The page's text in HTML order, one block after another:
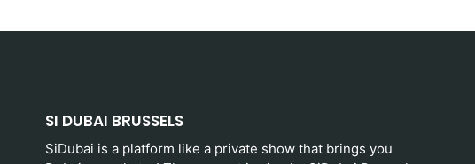
SI DUBAI BRUSSELS
SiDubai is a platform like a private show that brings you